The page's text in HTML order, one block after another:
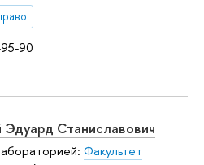
90
Станиславович
Факультет